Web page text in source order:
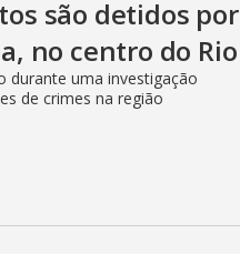
são detidos por
no centro do Rio
durante uma investigação
de crimes na região